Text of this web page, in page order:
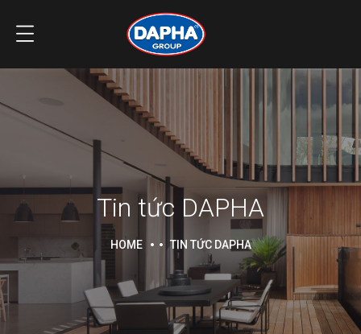
Tin tức DAPHA
HOME TIN TỨC DAPHA